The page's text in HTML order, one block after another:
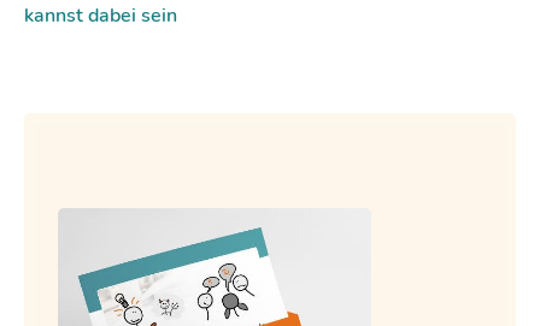
kannst dabei sein